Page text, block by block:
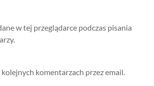
w tej przeglądarce podczas pisania
komentarzach przez email.